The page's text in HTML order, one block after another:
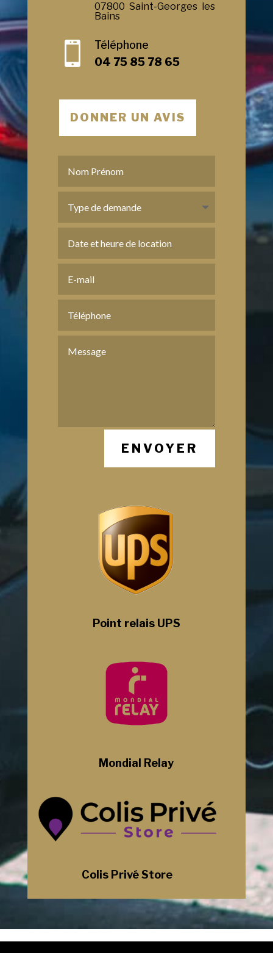
07800 Saint-Georges les
Bains

Téléphone
04 75 85 78 65
DONNER UN AVIS
ENVOYER
Point relais UPS
Mondial Relay
Colis Privé Store